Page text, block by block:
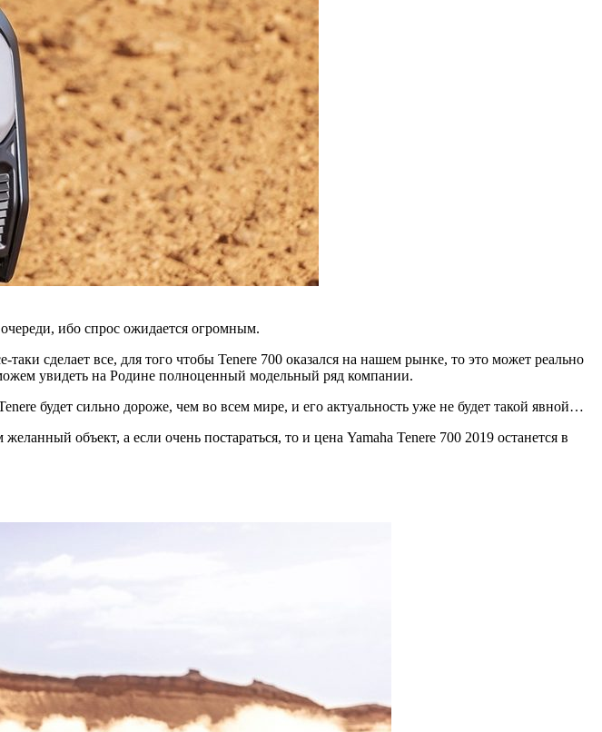
ибо спрос ожидается огромным.
сделает все, для того чтобы Tenere 700 оказался на нашем рынке, то это может реально
увидеть на Родине полноценный модельный ряд компании.
будет сильно дороже, чем во всем мире, и его актуальность уже не будет такой явной…
объект, а если очень постараться, то и цена Yamaha Tenere 700 2019 останется в